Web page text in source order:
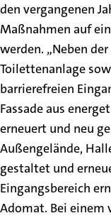
den vergangenen
Maßnahmen auf
werden. „Neben
Toilettenanlage
barrierefreien
Fassade aus
erneuert und neu
Außengelände,
gestaltet und
Eingangsbereich
Adomat. Bei einem